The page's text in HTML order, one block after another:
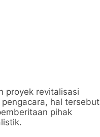
proyek revitalisasi
hal tersebut
pihak